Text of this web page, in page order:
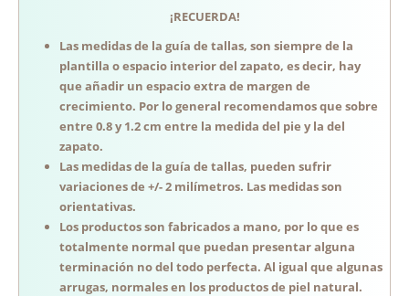
¡RECUERDA!
Las medidas de la guía de tallas, son siempre de la
plantilla o espacio interior del zapato, es decir, hay
que añadir un espacio extra de margen de
crecimiento. Por lo general recomendamos que sobre
entre 0.8 y 1.2 cm entre la medida del pie y la del
zapato.
Las medidas de la guía de tallas, pueden sufrir
variaciones de +/- 2 milímetros. Las medidas son
orientativas.
Los productos son fabricados a mano, por lo que es
totalmente normal que puedan presentar alguna
terminación no del todo perfecta. Al igual que algunas
arrugas, normales en los productos de piel natural.